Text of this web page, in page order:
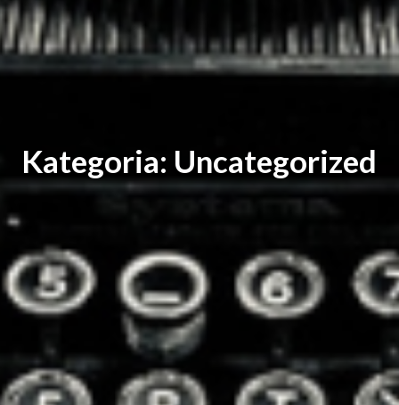
Kategoria: Uncategorized